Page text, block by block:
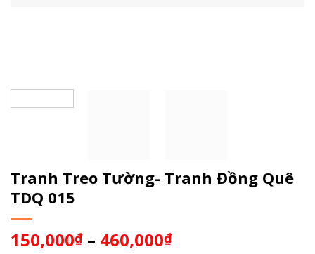
Tranh Treo Tường- Tranh Đồng Quê
TDQ 015
150,000₫ – 460,000₫